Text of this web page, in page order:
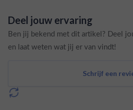
Deel jouw ervaring
Ben jij bekend met dit artikel? Deel
en laat weten wat jij er van vindt!
Schrijf een